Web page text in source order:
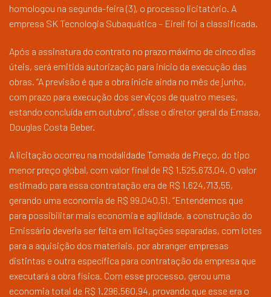
homologou na segunda-feira (3), o processo licitatório. A
empresa SK Tecnologia Subaquática – Eireli foi a classificada.
Após a assinatura do contrato no prazo máximo de cinco dias
úteis, será emitida autorização para início da execução das
obras. “A previsão é que a obra inicie ainda no mês de junho,
com prazo para execução dos serviços de quatro meses,
estando concluída em outubro”, disse o diretor geral da Emasa,
Douglas Costa Beber.
A licitação ocorreu na modalidade Tomada de Preço, do tipo
menor preço global, com valor final de R$ 1.525.673,04. O valor
estimado para essa contratação era de R$ 1.624,713,55,
gerando uma economia de R$ 99.040,51. “Entendemos que
para possibilitar mais economia e agilidade, a construção do
Emissário deveria ser feita em licitações separadas, com lotes
para a aquisição dos materiais, por abranger empresas
distintas e outra específica para contratação da empresa que
executará a obra física. Com esse processo, gerou uma
economia total de R$ 1.296.560,94‬, provando que esse era o